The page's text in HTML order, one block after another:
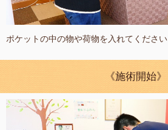
ポケットの中の物や荷物を入れてください
《施術開始》